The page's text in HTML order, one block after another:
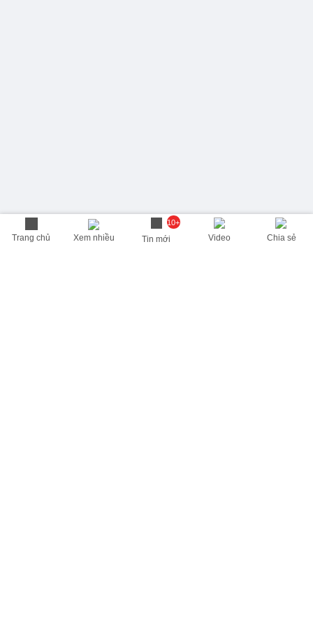
Trang chủ Xem nhiều
10+
Tin mới Video Chia sẻ